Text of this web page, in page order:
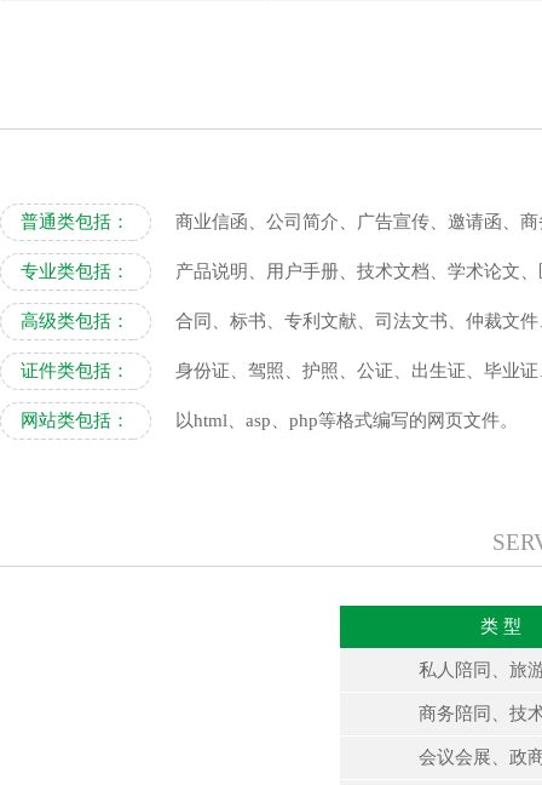
普通类包括： 商业信函、公司简介、广告宣传、邀请函、
专业类包括： 产品说明、用户手册、技术文档、学术论文
高级类包括： 合同、标书、专利文献、司法文书、仲裁文
证件类包括： 身份证、驾照、护照、公证、出生证、毕业
网站类包括： 以html、asp、php等格式编写的网页文件。
类 型
私人陪同、旅
商务陪同、技
会议会展、政